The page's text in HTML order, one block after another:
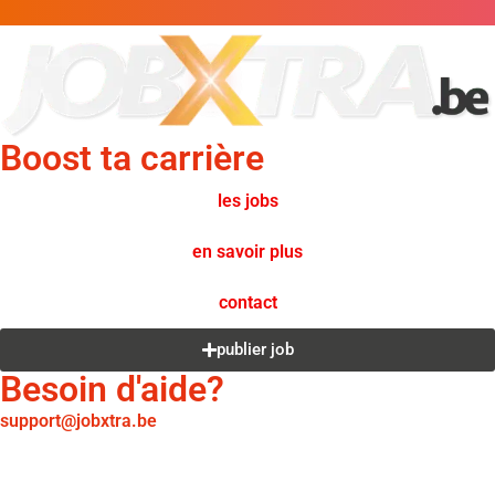
Boost ta carrière
les jobs
en savoir plus
contact
publier job
Besoin d'aide?
support@jobxtra.be